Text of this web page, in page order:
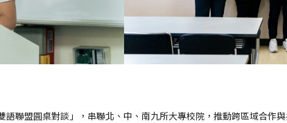
聯盟圓桌對談」，串聯北、中、南九所大專校院，推動跨區域合作